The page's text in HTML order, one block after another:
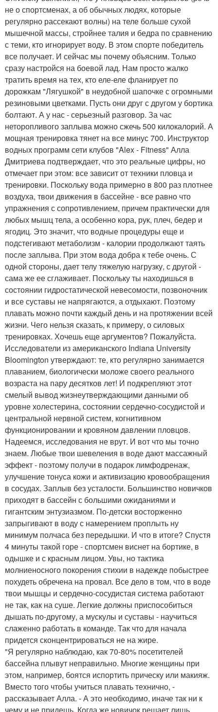
не о спортсменах, а об обычных людях, которые
регулярно рассекают волны) на теле больше сухой
мышечной массы, стройнее талия и бедра по сравнению
с теми, кто игнорирует воду. В этом спорте победитель
все получает. И сейчас мы почему объясним. Только
сразу настройся на боевой лад. Нам просто жалко
тратить время на тех, кто еле-еле фланирует по
дорожкам "Лягушкой" в неудобной шапочке с огромными
резиновыми цветками. Пусть они друг с другом у бортика
болтают. А у нас - серьезный разговор. За час
неторопливого заплыва можно сжечь 500 килокалорий. А
мощная тренировка тянет на все минус 700. Инструктор
водных программ сети клубов "Alex - Fitness" Алла
Дмитриева подтверждает, что это реальные цифры, но
отмечает при этом: все зависит от техники пловца и
тренировки. Поскольку вода примерно в 800 раз плотнее
воздуха, твои движения в бассейне - все равно что
упражнения с сопротивлением, причем практически для
любых мышц тела, а особенно кора, рук, плеч, бедер и
ягодиц. Это значит, что водные процедуры еще и
подстегивают метаболизм - калории продолжают таять
после заплыва. При этом вода добра к тебе очень. С
одной стороны, дает телу тяжелую нагрузку, с другой -
сама же ее сглаживает. Поскольку ты находишься в
состоянии гидростатической невесомости, позвоночник
и все суставы не напрягаются, а отдыхают. Поэтому
плавать можно почти каждый день и на протяжении всей
жизни. Чего нельзя сказать, к примеру, о силовых
тренировках. Хочешь еще аргументов? Пожалуйста.
Исследователи из американского Indiana University
Bloomington утверждают: те, кто регулярно занимается
плаванием, биологически моложе своего реального
возраста на пару десятков лет! И подкрепляют этот
смелый вывод жизнеутверждающими данными об
уровне холестерина, состоянии сердечно-сосудистой и
центральной нервной систем, когнитивном
функционировании и кровяном давлении пловцов.
Надеемся, исследования не врут. И вот что мы точно
знаем. Любые твои шевеления в воде дают массажный
эффект - поэтому получи в подарок лимфодренаж,
улучшение тонуса кожи и активизацию кровообращения
в сосудах. Заплыв без усталости. Большинство новичков
приходят в бассейн с большими ожиданиями и
гигантским энтузиазмом. По-детски восторженно
запрыгивают в воду с намерением проплыть ну
минимум полчаса без передышки. И что в итоге? Спустя
4 минуты такой горе - спортсмен виснет на бортике, в
одышке и с красным лицом. Увы, но тактика
молниеносного покорения стихии в надежде побыстрее
похудеть обречена на провал. Все дело в том, что в воде
твои мышцы и сердечно-сосудистая система работают
не так, как на суше. Легкие должны приспособиться
дышать по-другому, а мускулы и суставы - научиться
слаженно работать в команде. Так что для начала
придется сконцентрироваться не на жире.
"Я регулярно наблюдаю, как 70-80% посетителей
бассейна плывут неправильно. Многие женщины при
этом, например, боятся испортить прическу или макияж.
Вместо того чтобы учиться плавать технично, -
рассказывает Алла. - А это необходимо, иначе так ни к